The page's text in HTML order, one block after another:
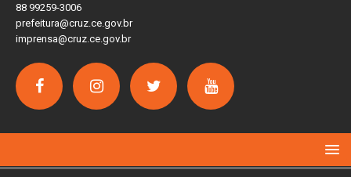
88 99259-3006
prefeitura@cruz.ce.gov.br
imprensa@cruz.ce.gov.br